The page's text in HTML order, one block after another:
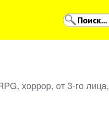
хоррор, от 3-го лица,